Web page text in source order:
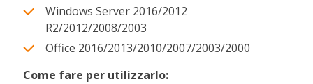
Windows Server 2016/2012
R2/2012/2008/2003
Office 2016/2013/2010/2007/2003/2000
Come fare per utilizzarlo: